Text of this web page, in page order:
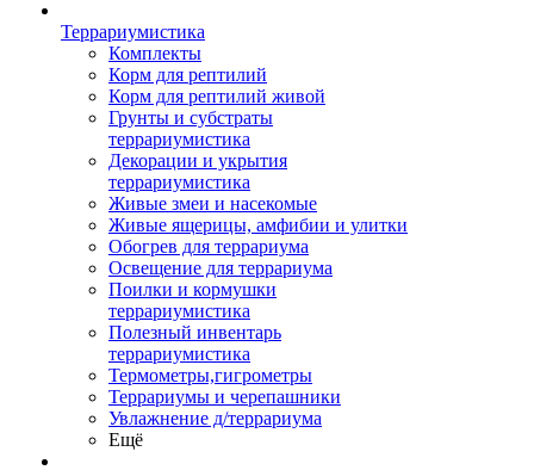
Террариумистика
Комплекты
Корм для рептилий
Корм для рептилий живой
Грунты и субстраты
террариумистика
Декорации и укрытия
террариумистика
Живые змеи и насекомые
Живые ящерицы, амфибии и улитки
Обогрев для террариума
Освещение для террариума
Поилки и кормушки
террариумистика
Полезный инвентарь
террариумистика
Термометры,гигрометры
Террариумы и черепашники
Увлажнение д/террариума
Ещё